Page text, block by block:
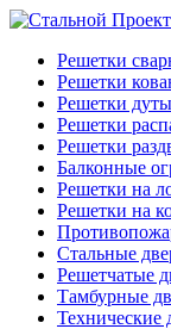
Решетки
Решетки
Решетки
Решетки
Решетки
Балконные
Решетки на
Решетки на
Стальные
Решетчатые
Тамбурные
Технические